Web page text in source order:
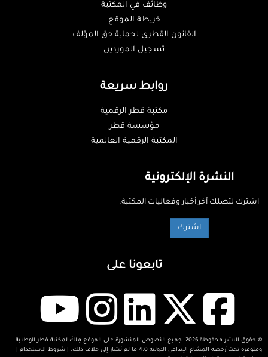
وظائف في المكتبة
خريطة الموقع
القانون القطري لحماية حق المؤلف
تسجيل الموردين
روابط سريعة
مكتبة قطر الرقمية
مؤسسة قطر
المكتبة الرقمية العالمية
النشرة الإلكترونية
اشترك لتصلك آخر أخبار وفعاليات المكتبة.
اشترك
تابعونا على
© حقوق النشر محفوظة 2026. جميع النصوص المنشورة على الموقع مِلكٌ لمكتبة قطر الوطنية
ومتوفرة تحت رُخصة المشاع الإبداعي الدولية 4.0 ما لم يُشار إلى خلاف ذلك. | شروط الاستخدام